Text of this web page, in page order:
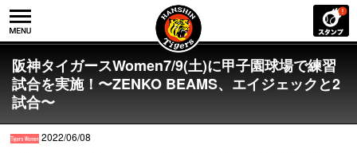
阪神タイガースWomen7/9(土)に甲子園球場で練習
試合を実施！〜ZENKO BEAMS、エイジェックと2
試合〜
2022/06/08